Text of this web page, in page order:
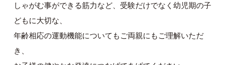
しゃがむ事ができる筋力など、受験だけでなく幼児期の子
どもに大切な、
年齢相応の運動機能についてもご両親にもご理解いただ
き、